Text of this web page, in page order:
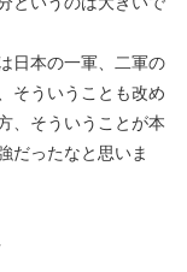
日本の一軍、二軍の
そういうことも改め
、そういうことが本
だったなと思いま